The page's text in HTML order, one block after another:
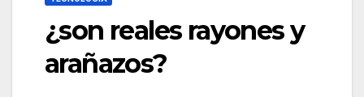
¿son reales rayones y
arañazos?